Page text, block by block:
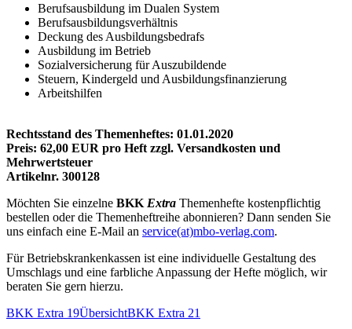
Berufsausbildung im Dualen System
Berufsausbildungsverhältnis
Deckung des Ausbildungsbedrafs
Ausbildung im Betrieb
Sozialversicherung für Auszubildende
Steuern, Kindergeld und Ausbildungsfinanzierung
Arbeitshilfen
Rechtsstand des Themenheftes: 01.01.2020
Preis: 62,00 EUR pro Heft zzgl. Versandkosten und
Mehrwertsteuer
Artikelnr. 300128
Möchten Sie einzelne BKK Extra Themenhefte kostenpflichtig
bestellen oder die Themenheftreihe abonnieren? Dann senden Sie
uns einfach eine E-Mail an service(at)mbo-verlag.com.
Für Betriebskrankenkassen ist eine individuelle Gestaltung des
Umschlags und eine farbliche Anpassung der Hefte möglich, wir
beraten Sie gern hierzu.
BKK Extra 19ÜbersichtBKK Extra 21